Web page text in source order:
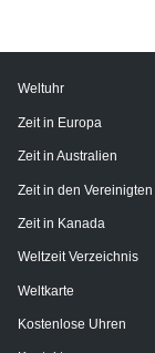
Weltuhr
Zeit in Europa
Zeit in Australien
Zeit in den Vereinigten
Zeit in Kanada
Weltzeit Verzeichnis
Weltkarte
Kostenlose Uhren